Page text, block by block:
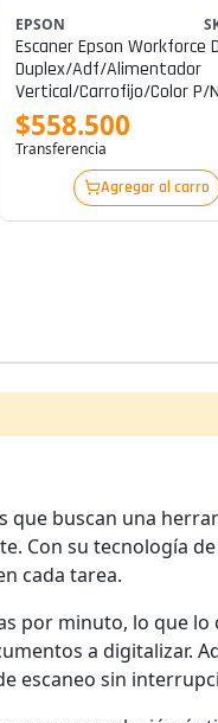
EPSON
Escaner Epson Workforce Ds-730
Duplex/adf/alimentador
Vertical/carrofijo/color P/n
B11b259201
$558.500
Transferencia
Agregar al carro
que buscan una
Con su tecnología de
cada tarea.
por minuto, lo que lo
a digitalizar.
escaneo sin